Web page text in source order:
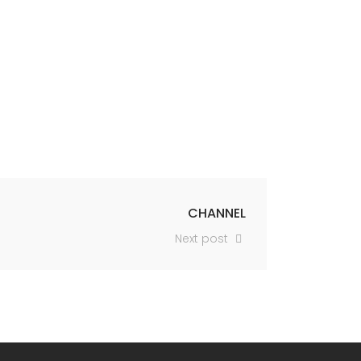
CHANNEL
Next post